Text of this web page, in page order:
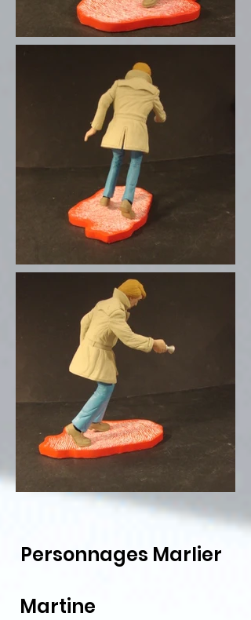
Personnages Marlier
Martine